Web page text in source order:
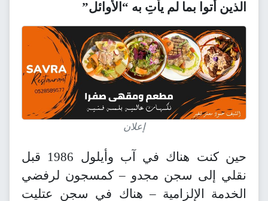
الذين أتوا بما لم يأتِ به “الأوائل”
إعلان
حين كنت هناك في آب وأيلول 1986 قبل
نقلي إلى سجن مجدو – كمسجون لرفضي
الخدمة الإلزامية – هناك في سجن عتليت